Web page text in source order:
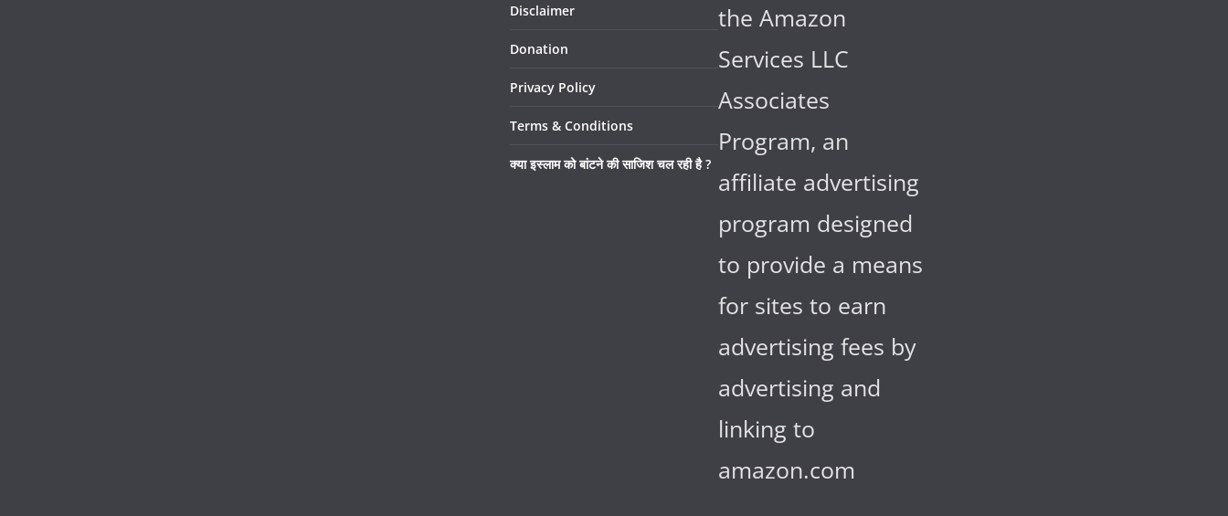
Disclaimer
Donation
Privacy Policy
Terms & Conditions
क्या इस्लाम को बांटने की साजिश चल रही है ?
the Amazon
Services LLC
Associates
Program, an
affiliate advertising
program designed
to provide a means
for sites to earn
advertising fees by
advertising and
linking to
amazon.com